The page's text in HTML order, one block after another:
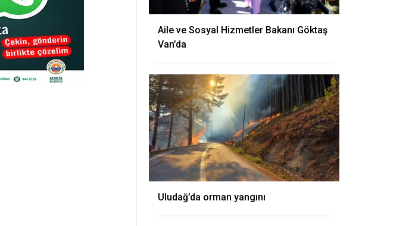
Aile ve Sosyal Hizmetler Bakanı Göktaş
Van’da
Uludağ’da orman yangını